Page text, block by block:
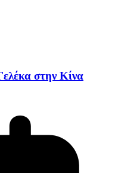
στην Κίνα